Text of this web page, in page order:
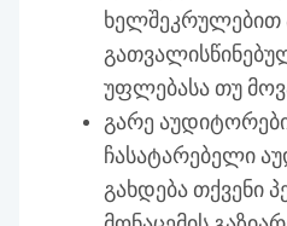
ხელშეკრულებით
უფლებასა თუ
გარე
ჩასატარებელი
გახდება თქვენი